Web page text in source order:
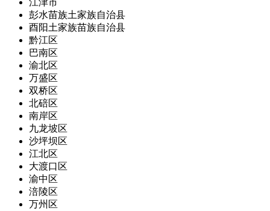
江津市
彭水苗族土家族自治县
酉阳土家族苗族自治县
黔江区
巴南区
渝北区
万盛区
双桥区
北碚区
南岸区
九龙坡区
沙坪坝区
江北区
大渡口区
渝中区
涪陵区
万州区